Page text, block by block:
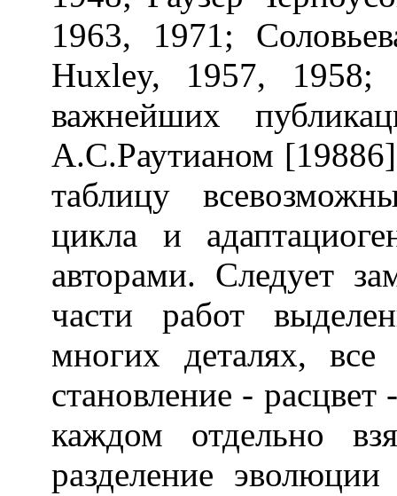
1963, 1971;
Huxley, 1957,
важнейших
А.С.Раутианом
таблицу
цикла и
авторами. Следует
части работ
многих деталях,
становление -
каждом отдельно
разделение